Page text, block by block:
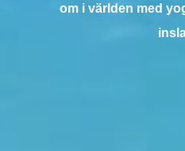
om i världen med